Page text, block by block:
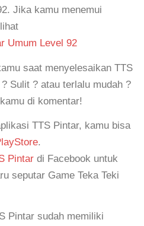
Jika kamu menemui
Umum Level 92
saat menyelesaikan TTS
Sulit ? atau terlalu mudah ?
di komentar!
TTS Pintar, kamu bisa
.
Pintar di Facebook untuk
seputar Game Teka Teki
Pintar sudah memiliki